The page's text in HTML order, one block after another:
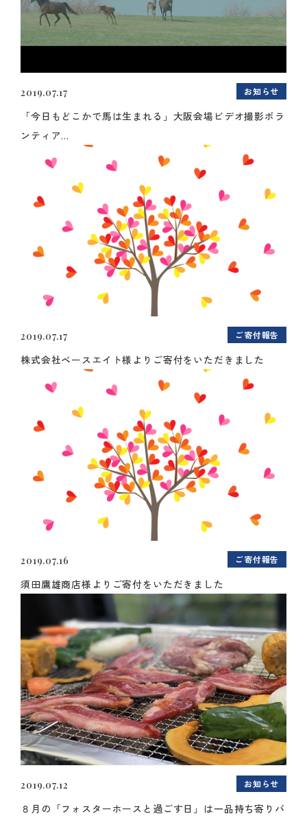
2019.07.17 お知らせ
「今日もどこかで馬は生まれる」大阪会場ビデオ撮影ボラ
ンティア...
2019.07.17 ご寄付報告
株式会社ベースエイト様よりご寄付をいただきました
2019.07.16 ご寄付報告
須田鷹雄商店様よりご寄付をいただきました
2019.07.12 お知らせ
８月の「フォスターホースと過ごす日」は一品持ち寄りバ